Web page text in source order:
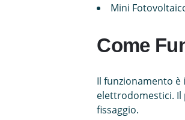
Mini
Come
Il funzionamento
elettrodomestici.
fissaggio.